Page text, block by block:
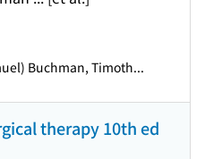
Buchman, Timoth...
therapy 10th ed